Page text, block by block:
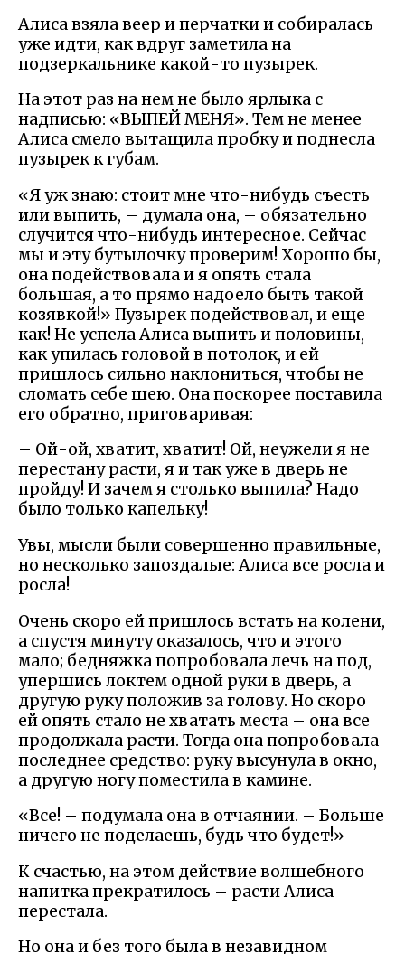
Алиса взяла веер и перчатки и собиралась
уже идти, как вдруг заметила на
подзеркальнике какой-то пузырек.
На этот раз на нем не было ярлыка с
надписью: «ВЫПЕЙ МЕНЯ». Тем не менее
Алиса смело вытащила пробку и поднесла
пузырек к губам.
«Я уж знаю: стоит мне что-нибудь съесть
или выпить, – думала она, – обязательно
случится что-нибудь интересное. Сейчас
мы и эту бутылочку проверим! Хорошо бы,
она подействовала и я опять стала
большая, а то прямо надоело быть такой
козявкой!» Пузырек подействовал, и еще
как! Не успела Алиса выпить и половины,
как упилась головой в потолок, и ей
пришлось сильно наклониться, чтобы не
сломать себе шею. Она поскорее поставила
его обратно, приговаривая:
– Ой-ой, хватит, хватит! Ой, неужели я не
перестану расти, я и так уже в дверь не
пройду! И зачем я столько выпила? Надо
было только капельку!
Увы, мысли были совершенно правильные,
но несколько запоздалые: Алиса все росла и
росла!
Очень скоро ей пришлось встать на колени,
а спустя минуту оказалось, что и этого
мало; бедняжка попробовала лечь на под,
упершись локтем одной руки в дверь, а
другую руку положив за голову. Но скоро
ей опять стало не хватать места – она все
продолжала расти. Тогда она попробовала
последнее средство: руку высунула в окно,
а другую ногу поместила в камине.
«Все! – подумала она в отчаянии. – Больше
ничего не поделаешь, будь что будет!»
К счастью, на этом действие волшебного
напитка прекратилось – расти Алиса
перестала.
Но она и без того была в незавидном